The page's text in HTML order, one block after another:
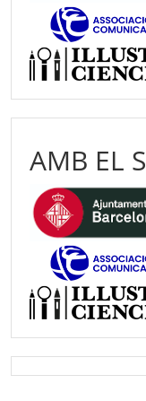
AMB EL